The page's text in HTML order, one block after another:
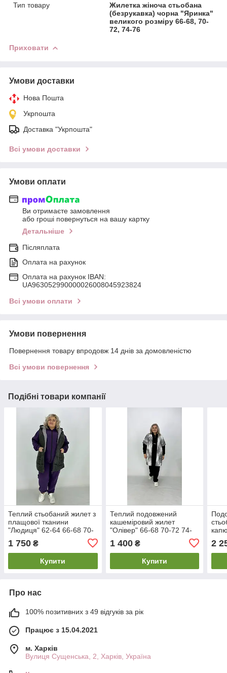
Тип товару
Жилетка жіноча стьобана
(безрукавка) чорна "Яринка"
великого розміру 66-68, 70-
72, 74-76
Приховати
Умови доставки
Нова Пошта
Укрпошта
Доставка "Укрпошта"
Всі умови доставки
Умови оплати
Ви отримаєте замовлення
або гроші повернуться на вашу картку
Детальніше
Післяплата
Оплата на рахунок
Оплата на рахунок IBAN:
UA963052990000026008045923824
Всі умови оплати
Умови повернення
Повернення товару впродовж 14 днів за домовленістю
Всі умови повернення
Подібні товари компанії
Теплий стьобаний жилет з
плащової тканини
"Людиця" 62-64 66-68 70-
1 750 ₴
Купити
Теплий подовжений
кашеміровий жилет
"Олівер" 66-68 70-72 74-
1 400₴
Купити
2
Про нас
100% позитивних з 49 відгуків за рік
Працює з 15.04.2021
м. Харків
Вулиця Сущенська, 2, Харків, Україна